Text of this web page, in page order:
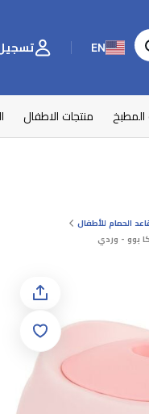
EN تسجيل
المطبخ منتجات الاطفال
الحمام للأطفال
بوو - وردي